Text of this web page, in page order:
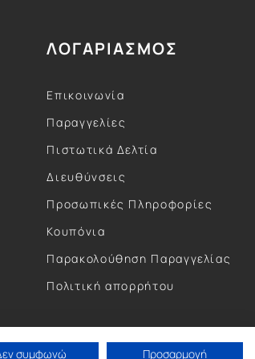
ΛΟΓΑΡΙΑΣΜΟΣ
Επικοινωνία
Παραγγελίες
Πιστωτικά Δελτία
Διευθύνσεις
Προσωπικές Πληροφορίες
Κουπόνια
Παρακολούθηση Παραγγελίας
Πολιτική απορρήτου
συμφωνώ Προσαρμογή